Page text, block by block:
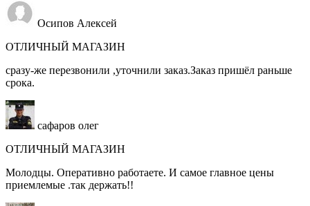
Осипов Алексей
ОТЛИЧНЫЙ МАГАЗИН
сразу-же перезвонили ,уточнили заказ.Заказ пришёл раньше
срока.
сафаров олег
ОТЛИЧНЫЙ МАГАЗИН
Молодцы. Оперативно работаете. И самое главное цены
приемлемые .так держать!!